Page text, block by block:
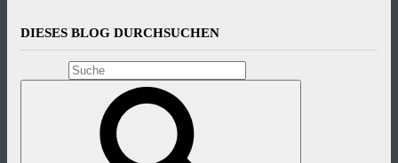
DIESES BLOG DURCHSUCHEN